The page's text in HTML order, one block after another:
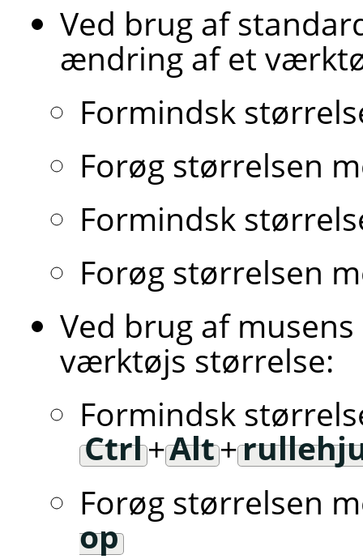
Ved brug af
ændring af et
Formindsk
Forøg størrelsen
Formindsk
Forøg størrelsen
Ved brug af
værktøjs størrelse:
Formindsk
Ctrl+Alt+
Forøg størrelsen
op